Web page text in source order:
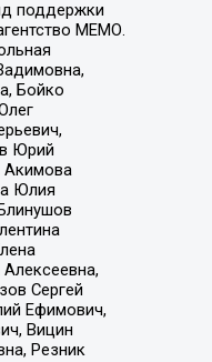
поддержки
МЕМО.
Бойко
Юрий
Акимова
Юлия
Сергей
Ефимович,
Вицин
Резник